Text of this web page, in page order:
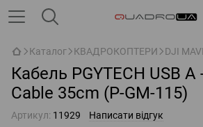
Каталог КВАДРОКОПТЕРИ DJI
Кабель PGYTECH USB
Cable 35cm (P-GM-115)
Артикул: 11929 Написати відгук